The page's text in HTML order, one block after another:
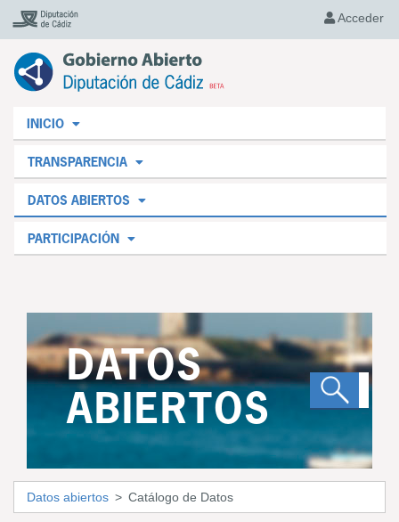
Acceder
INICIO
TRANSPARENCIA
DATOS ABIERTOS
PARTICIPACIÓN
DATOS
ABIERTOS
Datos abiertos Catálogo de Datos